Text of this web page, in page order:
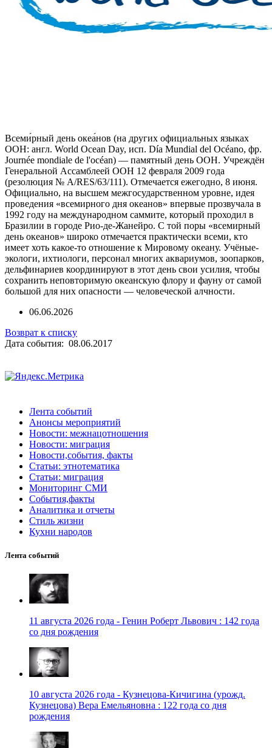
Всеми́рный день океа́нов (на других официальных языках
ООН: англ. World Ocean Day, исп. Día Mundial del Océano, фр.
Journée mondiale de l'océan) — памятный день ООН. Учреждён
Генеральной Ассамблеей ООН 12 февраля 2009 года
(резолюция № A/RES/63/111). Отмечается ежегодно, 8 июня.
Официально, на высшем межгосударственном уровне, идея
проведения «всемирного дня океанов» впервые прозвучала в
1992 году на международном саммите, который проходил в
Бразилии в городе Рио-де-Жанейро. C той поры «всемирный
день океанов» широко отмечается практически всеми, кто
имеет хоть какое-то отношение к Мировому океану. Учёные-
экологи, ихтиологи, персонал многих аквариумов, зоопарков,
дельфинариев координируют в этот день свои усилия, чтобы
сохранить неповторимую океанскую флору и фауну от самой
большой для них опасности — человеческой алчности.
06.06.2026
Возврат к списку
Дата события: 08.06.2017
Лента событий
Анонсы мероприятий
Новости: межнацотношения
Новости: миграция
Новости,события, факты
Статьи: этнотематика
Статьи: миграция
Мониторинг СМИ
События,факты
Аналитика и отчеты
Стиль жизни
Кухни народов
Лента событий
11 августа 2026 года - Генин Роберт Львович : 142 года
со дня рождения
10 августа 2026 года - Кузнецова-Кичигина (урожд.
Кузнецова) Вера Емельяновна : 122 года со дня
рождения